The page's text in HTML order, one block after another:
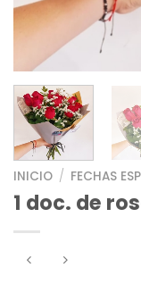
INICIO / FECHAS
1 doc. de